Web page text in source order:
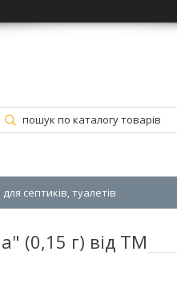
септиків, туалетів
(0,15 г) від ТМ